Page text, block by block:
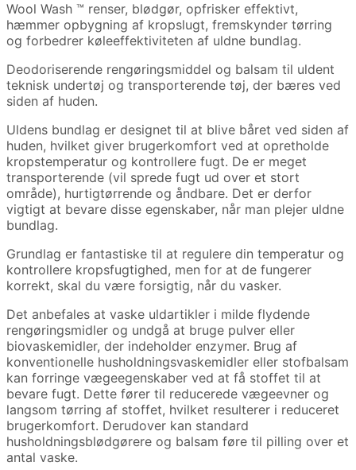
Wool Wash ™ renser, blødgør, opfrisker effektivt,
hæmmer opbygning af kropslugt, fremskynder tørring
og forbedrer køleeffektiviteten af ​​uldne bundlag.
Deodoriserende rengøringsmiddel og balsam til uldent
teknisk undertøj og transporterende tøj, der bæres ved
siden af ​​huden.
Uldens bundlag er designet til at blive båret ved siden af
​​huden, hvilket giver brugerkomfort ved at opretholde
kropstemperatur og kontrollere fugt. De er meget
transporterende (vil sprede fugt ud over et stort
område), hurtigtørrende og åndbare. Det er derfor
vigtigt at bevare disse egenskaber, når man plejer uldne
bundlag.
Grundlag er fantastiske til at regulere din temperatur og
kontrollere kropsfugtighed, men for at de fungerer
korrekt, skal du være forsigtig, når du vasker.
Det anbefales at vaske uldartikler i milde flydende
rengøringsmidler og undgå at bruge pulver eller
biovaskemidler, der indeholder enzymer. Brug af
konventionelle husholdningsvaskemidler eller stofbalsam
kan forringe vægeegenskaber ved at få stoffet til at
bevare fugt. Dette fører til reducerede vægeevner og
langsom tørring af stoffet, hvilket resulterer i reduceret
brugerkomfort. Derudover kan standard
husholdningsblødgørere og balsam føre til pilling over et
antal vaske.